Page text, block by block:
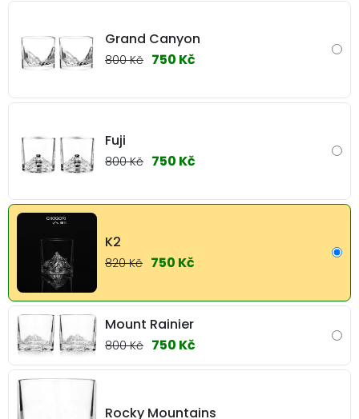
Grand Canyon
800 Kč 750 Kč
Fuji
800 Kč 750 Kč
K2
820 Kč 750 Kč
Mount Rainier
800 Kč 750 Kč
Rocky Mountains